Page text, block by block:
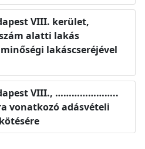
VIII. kerület,
alatti lakás
lakáscseréjével
VIII., …………………..
vonatkozó adásvételi